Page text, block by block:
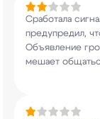
Сработала
предупредил,
Объявление
мешает